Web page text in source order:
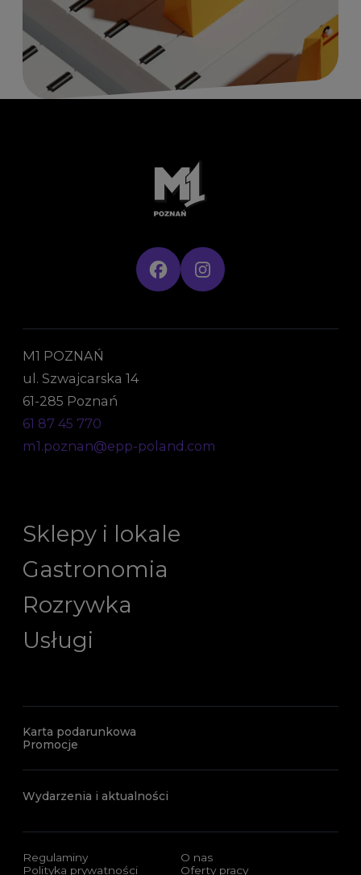
M1 POZNAŃ
ul. Szwajcarska 14
61-285 Poznań
61 87 45 770
m1.poznan@epp-poland.com
Sklepy i lokale
Gastronomia
Rozrywka
Usługi
Karta podarunkowa
Promocje
Wydarzenia i aktualności
Regulaminy
Polityka prywatności
O nas
Oferty pracy